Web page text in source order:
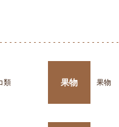
類
果物 果物